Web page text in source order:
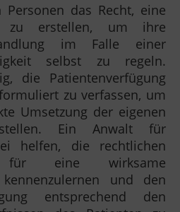
das Recht, eine
zu erstellen, um ihre
im Falle einer
selbst zu regeln.
die Patientenverfügung
zu verfassen, um
Umsetzung der eigenen
Ein Anwalt für
helfen, die rechtlichen
für eine wirksame
kennenzulernen und den
entsprechend den